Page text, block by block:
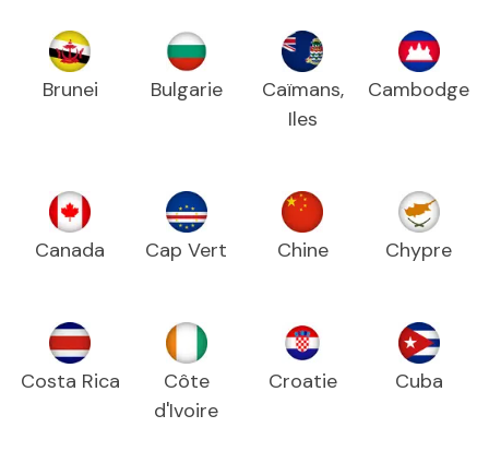
Brunei Bulgarie
Caïmans,
Iles
Cambodge
Canada Cap Vert Chine Chypre
Costa Rica
Côte
d'Ivoire
Croatie Cuba